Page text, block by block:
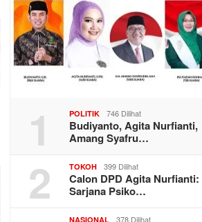
1 POLITIK 746 Dilihat
Budiyanto, Agita Nurfianti,
Amang Syafru…
2 TOKOH 399 Dilihat
Calon DPD Agita Nurfianti:
Sarjana Psiko…
NASIONAL 378 Dilihat